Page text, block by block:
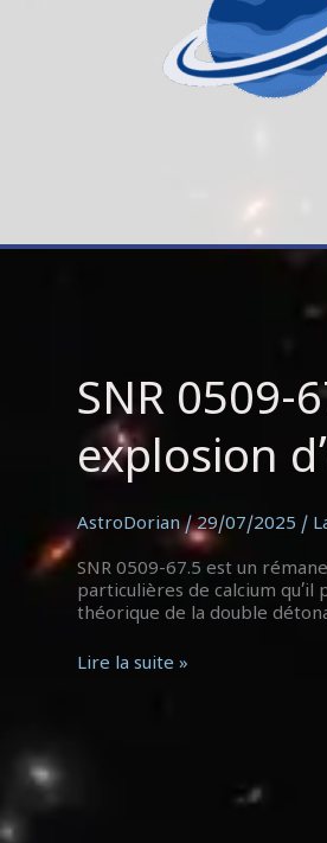
SNR 0509-
explosion
AstroDorian/29/07/2025 /
SNR 0509-67.5 est un
particulières de calcium
théorique de la double
SNR
0509-
67.5
le
d’une
explosion
d’étoile
Lire la suite »